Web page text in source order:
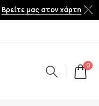
Βρείτε μας στον χάρτη
0